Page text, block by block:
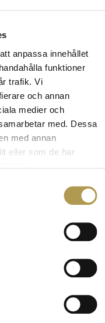
anpassa innehållet
funktioner
trafik. Vi
och annan
medier och
med. Dessa
med annan
eller som de har
2025: Vad
spelare
online – en
– vad anses som
växer för alla. Den
kan därför skaffa
tjänster rullar in.